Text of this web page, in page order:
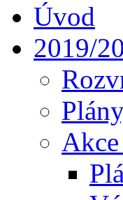
Úvod
2019/